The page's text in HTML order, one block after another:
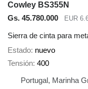
Cowley BS355N
Gs. 45.780.000
EUR
Sierra de cinta para
Estado nuevo
Tensión 400
Portugal, Marinha